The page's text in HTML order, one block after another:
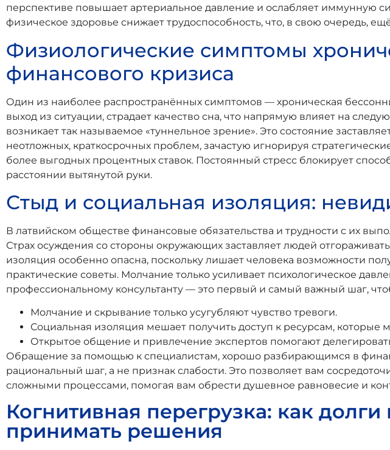
перспективе повышает артериальное давление и ослабляет иммунную
физическое здоровье снижает трудоспособность, что, в свою очередь,
Физиологические симптомы
финансового кризиса
Один из наиболее распространённых симптомов — хроническая
выход из ситуации, страдает качество сна, что напрямую влияет на
возникает так называемое «туннельное зрение». Это состояние
неотложных, краткосрочных проблем, зачастую игнорируя
более выгодных процентных ставок. Постоянный стресс блокирует
расстоянии вытянутой руки.
Стыд и социальная изоляция:
В латвийском обществе финансовые обязательства и трудности с их
Страх осуждения со стороны окружающих заставляет людей
изоляция особенно опасна, поскольку лишает человека возможности
практические советы. Молчание только усиливает психологическое
профессиональному консультанту — это первый и самый важный шаг,
Молчание и скрывание только усугубляют чувство тревоги.
Социальная изоляция мешает получить доступ к ресурсам, которые
Открытое общение и привлечение экспертов помогают
Обращение за помощью к специалистам, хорошо разбирающимся в
рациональный шаг, а не признак слабости. Это позволяет вам
сложными процессами, помогая вам обрести душевное равновесие и
Когнитивная перегрузка: как
принимать решения